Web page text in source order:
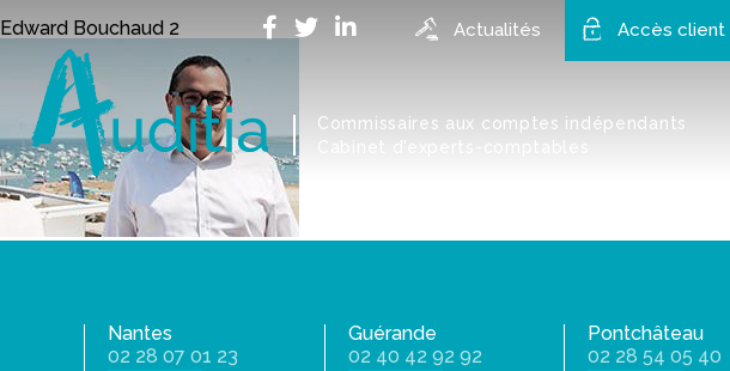
Commissaires aux comptes indépendants
Actualités Accès client
Notre cabinet comptable à Saint-Nazaire
Edward Bouchaud 2
Nantes
02 28 07 01 23
Guérande
02 40 42 92 92
Pontchâteau
02 28 54 05 40